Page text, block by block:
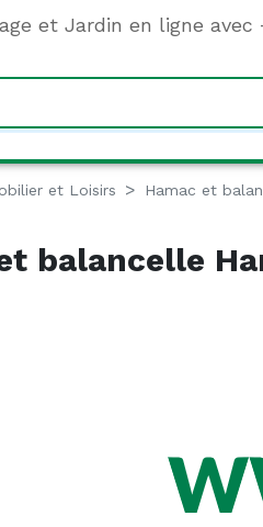
et Jardin en ligne avec
et Loisirs Hamac et
balancelle